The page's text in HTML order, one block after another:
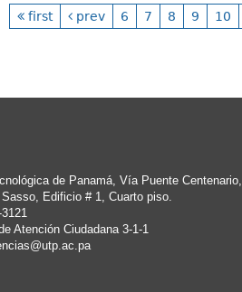
first prev 6 7 8 9 10
de Panamá, Vía Puente Centenario,
Edificio # 1, Cuarto piso.
Atención Ciudadana 3-1-1